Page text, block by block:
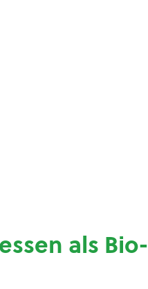
als Bio-